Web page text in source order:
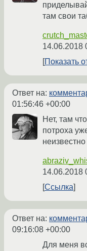
там свои
14.06.2018
Показать
Ответ на:
01:56:46 +00:00
Нет, там
потроха
неизвестно
14.06.2018
Ссылка
Ответ на:
09:16:08 +00:00
Для меня